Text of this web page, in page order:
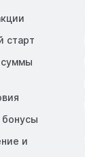
старт
и